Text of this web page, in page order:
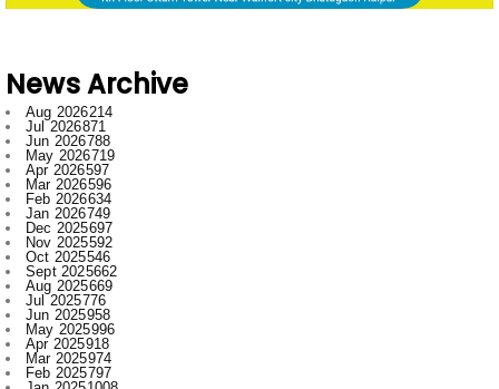
News Archive
Jun 2026
788
May 2026719
Apr 2026597
Mar 2026596
Feb 2026634
Jan 2026749
Dec 2025697
Nov 2025592
Oct 2025546
Sept 2025662
Aug 2025669
Jul 2025776
Jun 2025958
May 2025996
Apr 2025918
Mar 2025974
Feb 2025797
Jan 20251008
Dec 20241007
Nov 2024796
Oct 2024881
Sept 20241019